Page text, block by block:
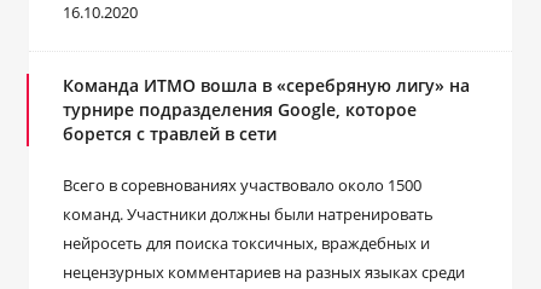
16.10.2020
Команда ИТМО вошла в «серебряную лигу» на
турнире подразделения Google, которое
борется с травлей в сети
Всего в соревнованиях участвовало около 1500
команд. Участники должны были натренировать
нейросеть для поиска токсичных, враждебных и
нецензурных комментариев на разных языках среди